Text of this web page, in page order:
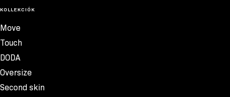
KOLLEKCIÓK
Move
Touch
DODA
Oversize
Second skin